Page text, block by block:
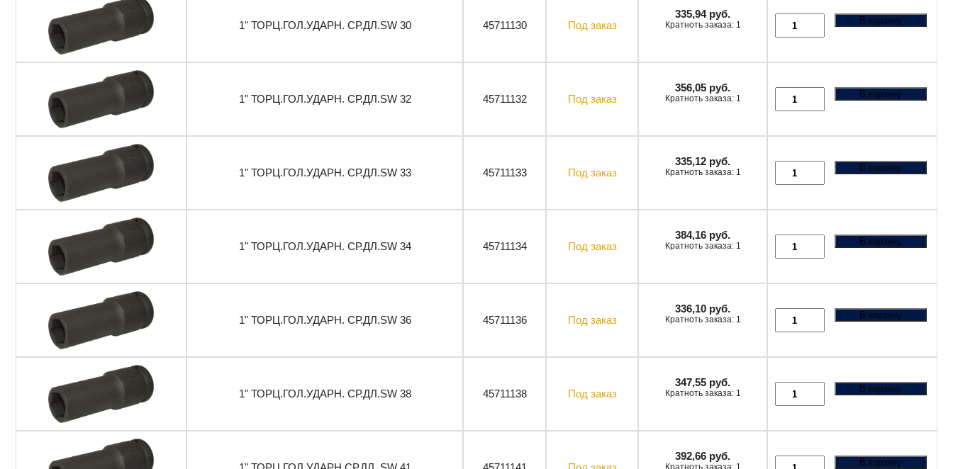
1" ТОРЦ.ГОЛ.УДАРН. СР.ДЛ.SW 30 45711130 Под заказ
335,94 руб.
Кратноть заказа: 1 В корзину
1" ТОРЦ.ГОЛ.УДАРН. СР.ДЛ.SW 32 45711132 Под заказ
356,05 руб.
Кратноть заказа: 1 В корзину
1" ТОРЦ.ГОЛ.УДАРН. СР.ДЛ.SW 33 45711133 Под заказ
335,12 руб.
Кратноть заказа: 1 В корзину
1" ТОРЦ.ГОЛ.УДАРН. СР.ДЛ.SW 34 45711134 Под заказ
384,16 руб.
Кратноть заказа: 1 В корзину
1" ТОРЦ.ГОЛ.УДАРН. СР.ДЛ.SW 36 45711136 Под заказ
336,10 руб.
Кратноть заказа: 1 В корзину
1" ТОРЦ.ГОЛ.УДАРН. СР.ДЛ.SW 38 45711138 Под заказ
347,55 руб.
Кратноть заказа: 1 В корзину
392,66 руб.
Кратноть заказа: 1 В корзину